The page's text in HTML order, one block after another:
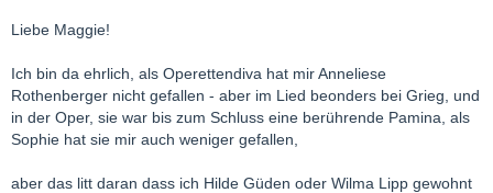
Liebe Maggie!
Ich bin da ehrlich, als Operettendiva hat mir Anneliese
Rothenberger nicht gefallen - aber im Lied beonders bei Grieg, und
in der Oper, sie war bis zum Schluss eine berührende Pamina, als
Sophie hat sie mir auch weniger gefallen,
aber das litt daran dass ich Hilde Güden oder Wilma Lipp gewohnt